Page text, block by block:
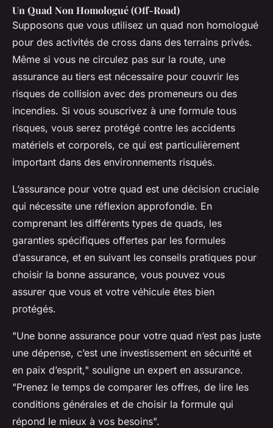
Un Quad Non Homologué (Off-Road)
Supposons que vous utilisez un quad non homologué
pour des activités de cross dans des terrains privés.
Même si vous ne circulez pas sur la route, une
assurance au tiers est nécessaire pour couvrir les
risques de collision avec des promeneurs ou des
incendies. Si vous souscrivez à une formule tous
risques, vous serez protégé contre les accidents
matériels et corporels, ce qui est particulièrement
important dans des environnements risqués.
L’assurance pour votre quad est une décision cruciale
qui nécessite une réflexion approfondie. En
comprenant les différents types de quads, les
garanties spécifiques offertes par les formules
d’assurance, et en suivant les conseils pratiques pour
choisir la bonne assurance, vous pouvez vous
assurer que vous et votre véhicule êtes bien
protégés.
"Une bonne assurance pour votre quad n’est pas juste
une dépense, c’est une investissement en sécurité et
en paix d’esprit," souligne un expert en assurance.
"Prenez le temps de comparer les offres, de lire les
conditions générales et de choisir la formule qui
répond le mieux à vos besoins".